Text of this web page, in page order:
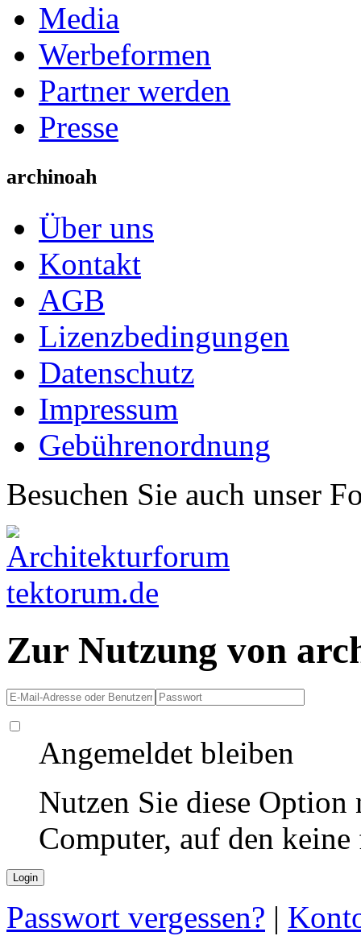
Media
Werbeformen
Partner werden
Presse
archinoah
Über uns
Kontakt
AGB
Lizenzbedingungen
Datenschutz
Impressum
Gebührenordnung
Besuchen Sie auch unser
Zur Nutzung von
Angemeldet bleiben
Nutzen Sie diese
Computer, auf den
Passwort vergessen? |